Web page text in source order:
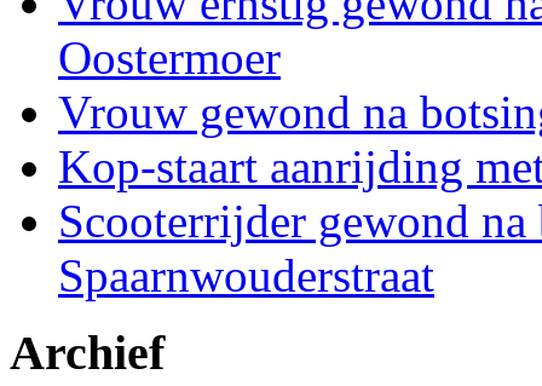
Oostermoer
Vrouw gewond na
Kop-staart aanrijding
Scooterrijder gewond
Spaarnwouderstraat
Archief